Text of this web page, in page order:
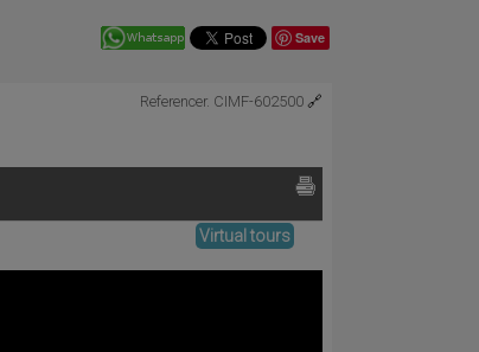
Save
Referencer. CIMF-602500 🔗
Virtual tours